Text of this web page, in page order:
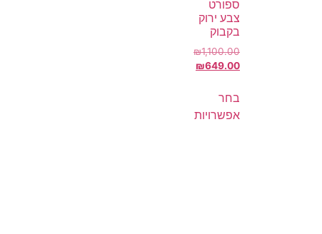
ספורט
צבע ירוק
בקבוק
₪1,100.00
₪649.00
בחר
אפשרויות